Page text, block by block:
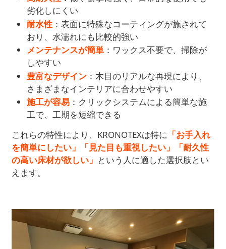
劣化しにくい
耐水性 ：表面に特殊なコーティングが施されて
おり、水濡れにも比較的強い
メンテナンスが簡単 ：ワックス不要で、掃除が
しやすい
豊富なデザイン ：木目のリアルな再現により、
さまざまなインテリアに合わせやすい
施工が容易 ：クリックシステムによる簡単な施
工で、工期を短縮できる
これらの特性により、KRONOTEXは特に 「お手入れ
を簡単にしたい」「見た目も重視したい」「耐久性
の高い床材が欲しい」 という人に適した選択肢とい
えます。